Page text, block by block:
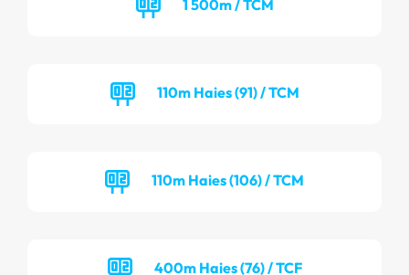
1 500m / TCM
110m Haies (91) / TCM
110m Haies (106) / TCM
400m Haies (76) / TCF